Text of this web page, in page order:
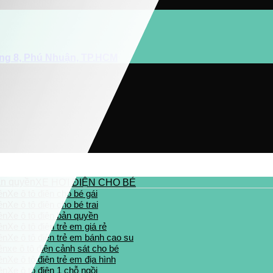
8, Phú Nhuận, TP.HCM
XE HƠI ĐIỆN CHO BÉ
Xe ô tô điện cho bé gái
Xe ô tô điện cho bé trai
Xe ô tô điện bản quyền
Xe ô tô điện trẻ em giá rẻ
Xe ô tô điện trẻ em bánh cao su
xe ô tô điện cảnh sát cho bé
Xe ô tô điện trẻ em địa hình
Xe ô tô điện 1 chỗ ngồi